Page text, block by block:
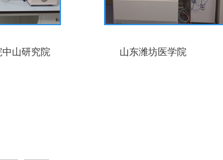
中山研究院 山东潍坊医学院